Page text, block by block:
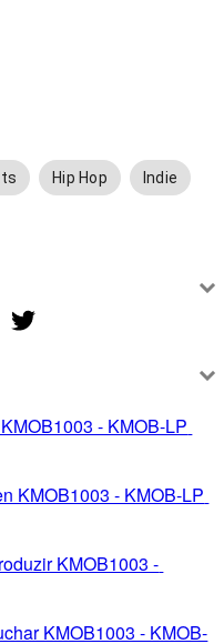
Hip Hop Indie
- KMOB-LP
KMOB1003 - KMOB-LP
KMOB1003 -
KMOB1003 - KMOB-